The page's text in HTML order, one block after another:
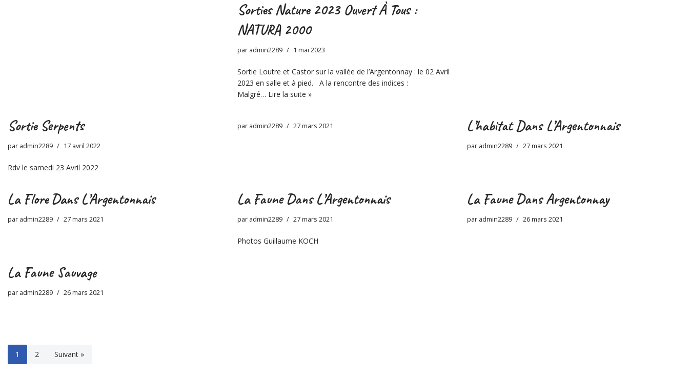
Sorties Nature 2023 Ouvert À Tous :
NATURA 2000
par admin2289 1 mai 2023
Sortie Loutre et Castor sur la vallée de l’Argentonnay : le 02 Avril
2023 en salle et à pied. A la rencontre des indices :
Malgré… Lire la suite »
Sortie Serpents
par admin2289 17 avril 2022
Rdv le samedi 23 Avril 2022
par admin2289 27 mars 2021 L’habitat Dans L’Argentonnais
par admin2289 27 mars 2021
La Flore Dans L’Argentonnais
par admin2289 27 mars 2021
La Faune Dans L’Argentonnais
par admin2289 27 mars 2021
Photos Guillaume KOCH
La Faune Dans Argentonnay
par admin2289 26 mars 2021
La Faune Sauvage
par admin2289 26 mars 2021
1 2 Suivant »